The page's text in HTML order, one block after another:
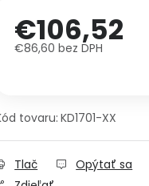
€106,52
€86,60 bez DPH
tovaru: KD1701-XX
Tlač Opýtať sa